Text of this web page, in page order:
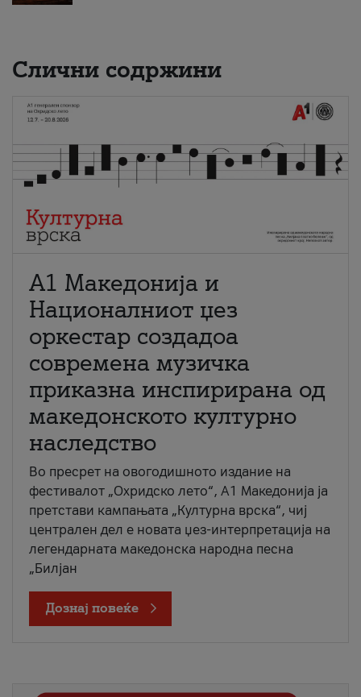
Слични содржини
А1 Македонија и
Националниот џез
оркестар создадоа
современа музичка
приказна инспирирана од
македонското културно
наследство
Во пресрет на овогодишното издание на
фестивалот „Охридско лето“, А1 Македонија ја
претстави кампањата „Културна врска“, чиј
централен дел е новата џез-интерпретација на
легендарната македонска народна песна
„Билјан
Дознај повеќе